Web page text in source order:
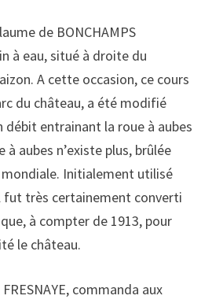
de BONCHAMPS
à eau, situé à droite du
A cette occasion, ce cours
du château, a été modifié
débit entrainant la roue à aubes
aubes n’existe plus, brûlée
Initialement utilisé
fut très certainement converti
à compter de 1913, pour
le château.
commanda aux